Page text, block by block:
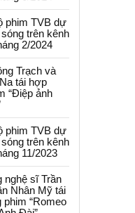
phim TVB dự
trên kênh
2/2024
Trạch và
tái hợp
“Điệp ảnh
phim TVB dự
trên kênh
11/2023
nghệ sĩ Trần
Nhân Mỹ tái
phim “Romeo